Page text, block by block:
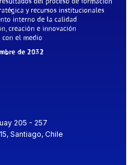
205 - 257
Santiago, Chile